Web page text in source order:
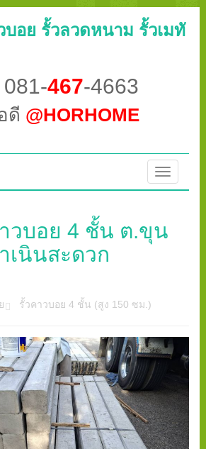
บอย รั้วลวดหนาม รั้วเมทั
467-4663
ดี @HORHOME
Toggle
วบอย 4 ชั้น ต.ขุน
เนินสะดวก
รั้วคาวบอย 4 ชั้น (สูง 150 ซม.)